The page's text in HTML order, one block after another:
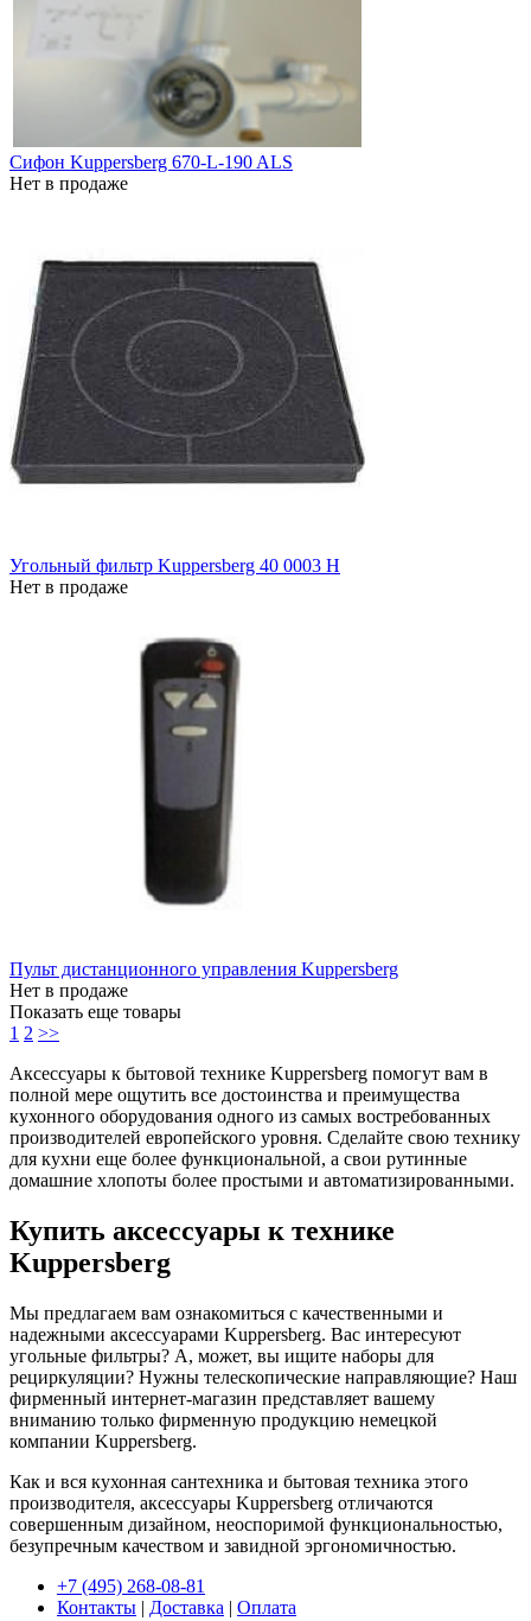
Сифон Kuppersberg 670-L-190 ALS
Нет в продаже
Угольный фильтр Kuppersberg 40 0003 H
Нет в продаже
Пульт дистанционного управления Kuppersberg
Нет в продаже
Показать еще товары
1 2 >>
Аксессуары к бытовой технике Kuppersberg помогут вам в
полной мере ощутить все достоинства и преимущества
кухонного оборудования одного из самых востребованных
производителей европейского уровня. Сделайте свою технику
для кухни еще более функциональной, а свои рутинные
домашние хлопоты более простыми и автоматизированными.
Купить аксессуары к технике
Kuppersberg
Мы предлагаем вам ознакомиться с качественными и
надежными аксессуарами Kuppersberg. Вас интересуют
угольные фильтры? А, может, вы ищите наборы для
рециркуляции? Нужны телескопические направляющие? Наш
фирменный интернет-магазин представляет вашему
вниманию только фирменную продукцию немецкой
компании Kuppersberg.
Как и вся кухонная сантехника и бытовая техника этого
производителя, аксессуары Kuppersberg отличаются
совершенным дизайном, неоспоримой функциональностью,
безупречным качеством и завидной эргономичностью.
+7 (495) 268-08-81
Контакты | Доставка | Оплата